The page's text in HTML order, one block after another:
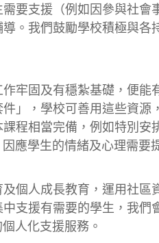
要支援（例如因參與社
。我們鼓勵學校積極與
固及有穩紮基礎，便能
」，學校可善用這些資
程相當完備，例如特別
應學生的情緒及心理需
人成長教育，運用社區
支援有需要的學生，我
人化支援服務。